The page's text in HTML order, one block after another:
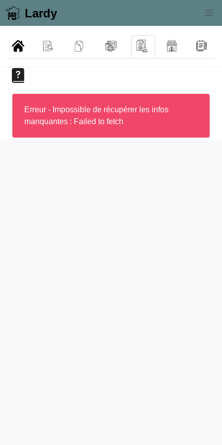
Lardy
Erreur - Impossible de récupérer les infos
manquantes : Failed to fetch